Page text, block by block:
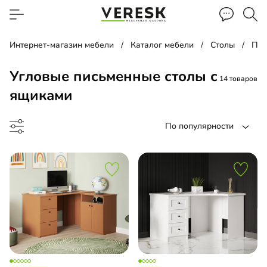
Интернет-магазин мебели Каталог мебели Столы
Угловые письменные столы с
ящиками
14 товаров
По популярности
стол
зона